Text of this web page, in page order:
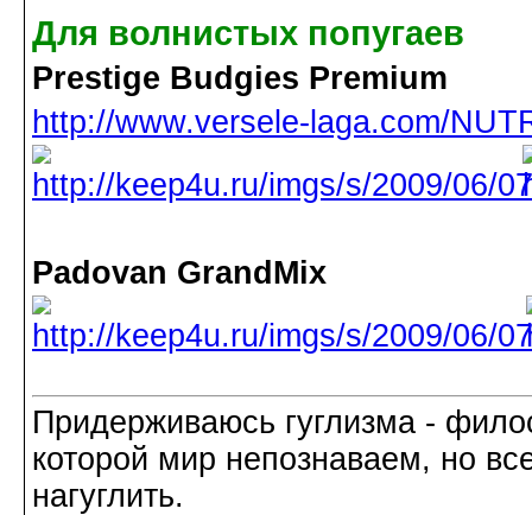
Для волнистых попугаев
Prestige Budgies Premium
http://www.versele-laga.com/
Padovan GrandMix
Придерживаюсь гуглизма -
которой мир непознаваем, но
нагуглить.